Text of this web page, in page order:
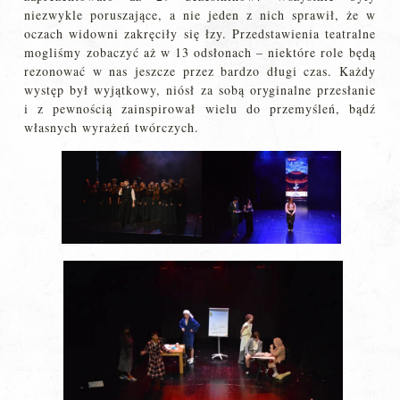
niezwykle poruszające, a nie jeden z nich sprawił, że w
oczach widowni zakręciły się łzy. Przedstawienia teatralne
mogliśmy zobaczyć aż w 13 odsłonach – niektóre role będą
rezonować w nas jeszcze przez bardzo długi czas. Każdy
występ był wyjątkowy, niósł za sobą oryginalne przesłanie
i z pewnością zainspirował wielu do przemyśleń, bądź
własnych wyrażeń twórczych.